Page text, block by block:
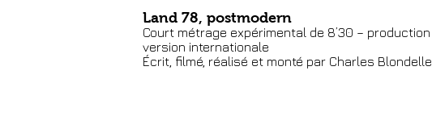
Land 78, postmodern
Court métrage expérimental de 8’30 – production
version internationale
Écrit, filmé, réalisé et monté par Charles Blondelle